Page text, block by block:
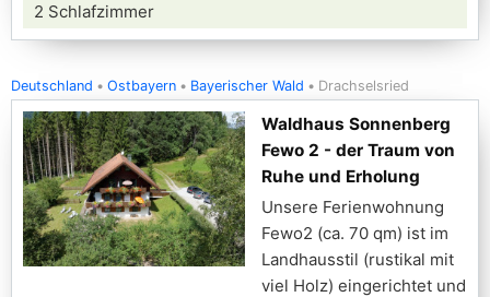
2 Schlafzimmer
Deutschland Ostbayern Bayerischer Wald Drachselsried
Waldhaus Sonnenberg
Fewo 2 - der Traum von
Ruhe und Erholung
Unsere Ferienwohnung
Fewo2 (ca. 70 qm) ist im
Landhausstil (rustikal mit
viel Holz) eingerichtet und